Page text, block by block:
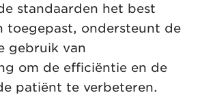
standaarden het best
toegepast, ondersteunt de
gebruik van
om de efficiëntie en de
patiënt te verbeteren.